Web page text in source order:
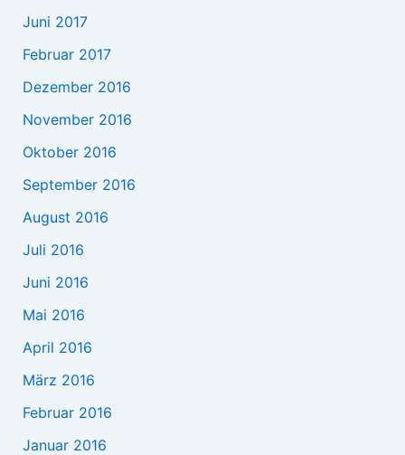
Juni 2017
Februar 2017
Dezember 2016
November 2016
Oktober 2016
September 2016
August 2016
Juli 2016
Juni 2016
Mai 2016
April 2016
März 2016
Februar 2016
Januar 2016